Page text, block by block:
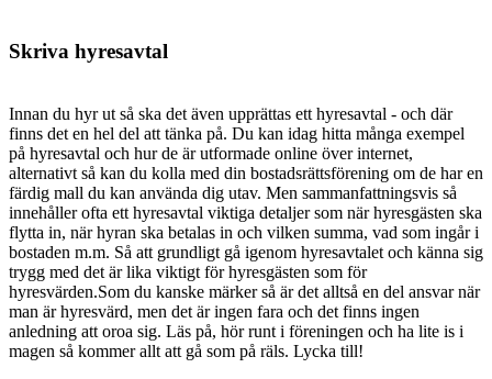
Skriva hyresavtal
Innan du hyr ut så ska det även upprättas ett hyresavtal - och där
finns det en hel del att tänka på. Du kan idag hitta många exempel
på hyresavtal och hur de är utformade online över internet,
alternativt så kan du kolla med din bostadsrättsförening om de har en
färdig mall du kan använda dig utav. Men sammanfattningsvis så
innehåller ofta ett hyresavtal viktiga detaljer som när hyresgästen ska
flytta in, när hyran ska betalas in och vilken summa, vad som ingår i
bostaden m.m. Så att grundligt gå igenom hyresavtalet och känna sig
trygg med det är lika viktigt för hyresgästen som för
hyresvärden.Som du kanske märker så är det alltså en del ansvar när
man är hyresvärd, men det är ingen fara och det finns ingen
anledning att oroa sig. Läs på, hör runt i föreningen och ha lite is i
magen så kommer allt att gå som på räls. Lycka till!